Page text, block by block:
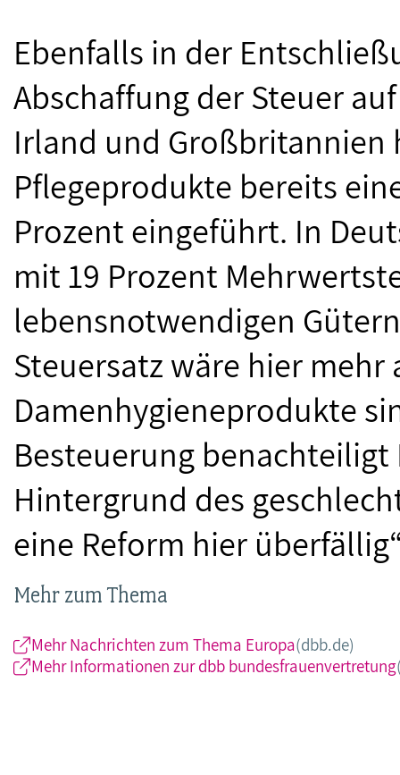
Ebenfalls in der
Abschaffung der Steuer
Irland und Großbritannien
Pflegeprodukte bereits
Prozent eingeführt. In
mit 19 Prozent
lebensnotwendigen
Steuersatz wäre hier
Damenhygieneprodukte
Besteuerung
Hintergrund des
eine Reform hier
Mehr zum Thema
Mehr Nachrichten zum Thema Europa(dbb.de)
Mehr Informationen zur dbb bundesfrauenvertretung